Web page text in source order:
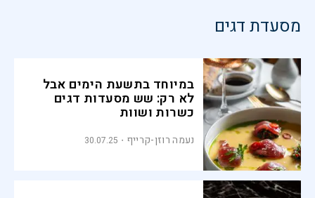
מסעדת דגים
במיוחד בתשעת הימים אבל
לא רק: שש מסעדות דגים
כשרות ושוות
נעמה רוזן-קרייף 30.07.25